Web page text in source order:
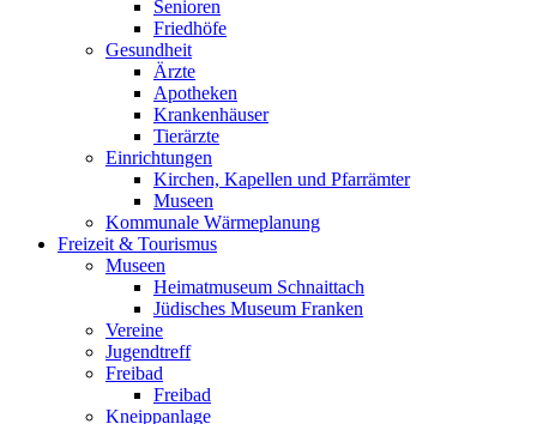
Senioren
Friedhöfe
Gesundheit
Ärzte
Apotheken
Krankenhäuser
Tierärzte
Einrichtungen
Kirchen, Kapellen und Pfarrämter
Museen
Kommunale Wärmeplanung
Freizeit & Tourismus
Museen
Heimatmuseum Schnaittach
Jüdisches Museum Franken
Vereine
Jugendtreff
Freibad
Freibad
Kneippanlage